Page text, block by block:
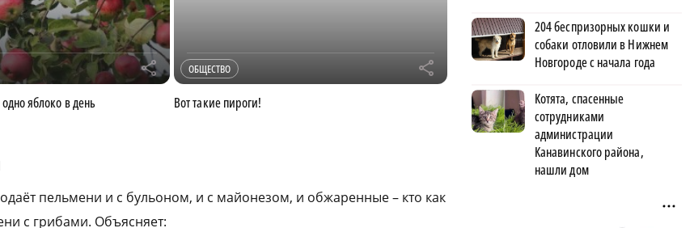
r
яблоко в день
ОБЩЕСТВО r
Вот такие пироги!
пельмени и с бульоном, и с майонезом, и обжаренные – кто как
с грибами. Объясняет:
204 беспризорных кошки и
собаки отловили в Нижнем
Новгороде с начала года
Котята, спасенные
сотрудниками
администрации
Канавинского района,
нашли дом